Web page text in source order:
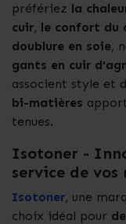
préfériez la
cuir, le confort du
doublure en soie,
gants en cuir
associent style et
bi-matières
tenues.
Isotoner -
service de vos
Isotoner, une
choix idéal pour